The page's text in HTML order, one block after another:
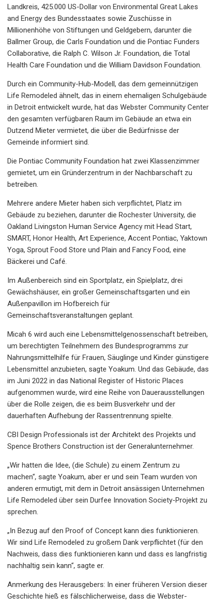
Landkreis, 425.000 US-Dollar von Environmental Great Lakes
and Energy des Bundesstaates sowie Zuschüsse in
Millionenhöhe von Stiftungen und Geldgebern, darunter die
Ballmer Group, die Carls Foundation und die Pontiac Funders
Collaborative, die Ralph C. Wilson Jr. Foundation, die Total
Health Care Foundation und die William Davidson Foundation.
Durch ein Community-Hub-Modell, das dem gemeinnützigen
Life Remodeled ähnelt, das in einem ehemaligen Schulgebäude
in Detroit entwickelt wurde, hat das Webster Community Center
den gesamten verfügbaren Raum im Gebäude an etwa ein
Dutzend Mieter vermietet, die über die Bedürfnisse der
Gemeinde informiert sind.
Die Pontiac Community Foundation hat zwei Klassenzimmer
gemietet, um ein Gründerzentrum in der Nachbarschaft zu
betreiben.
Mehrere andere Mieter haben sich verpflichtet, Platz im
Gebäude zu beziehen, darunter die Rochester University, die
Oakland Livingston Human Service Agency mit Head Start,
SMART, Honor Health, Art Experience, Accent Pontiac, Yaktown
Yoga, Sprout Food Store und Plain and Fancy Food, eine
Bäckerei und Café.
Im Außenbereich sind ein Sportplatz, ein Spielplatz, drei
Gewächshäuser, ein großer Gemeinschaftsgarten und ein
Außenpavillon im Hofbereich für
Gemeinschaftsveranstaltungen geplant.
Micah 6 wird auch eine Lebensmittelgenossenschaft betreiben,
um berechtigten Teilnehmern des Bundesprogramms zur
Nahrungsmittelhilfe für Frauen, Säuglinge und Kinder günstigere
Lebensmittel anzubieten, sagte Yoakum. Und das Gebäude, das
im Juni 2022 in das National Register of Historic Places
aufgenommen wurde, wird eine Reihe von Dauerausstellungen
über die Rolle zeigen, die es beim Busverkehr und der
dauerhaften Aufhebung der Rassentrennung spielte.
CBI Design Professionals ist der Architekt des Projekts und
Spence Brothers Construction ist der Generalunternehmer.
„Wir hatten die Idee, (die Schule) zu einem Zentrum zu
machen“, sagte Yoakum, aber er und sein Team wurden von
anderen ermutigt, mit dem in Detroit ansässigen Unternehmen
Life Remodeled über sein Durfee Innovation Society-Projekt zu
sprechen.
„In Bezug auf den Proof of Concept kann dies funktionieren.
Wir sind Life Remodeled zu großem Dank verpflichtet (für den
Nachweis, dass dies funktionieren kann und dass es langfristig
nachhaltig sein kann“, sagte er.
Anmerkung des Herausgebers: In einer früheren Version dieser
Geschichte hieß es fälschlicherweise, dass die Webster-